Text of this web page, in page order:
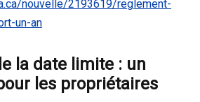
nouvelle/2193619/reglement-
un-an
la date limite : un
les propriétaires